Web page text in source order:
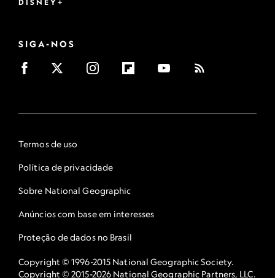
DISNEY+
SIGA-NOS
Termos de uso
Política de privacidade
Sobre National Geographic
Anúncios com base em interesses
Proteção de dados no Brasil
Copyright © 1996-2015 National Geographic Society.
Copyright © 2015-2026 National Geographic Partners, LLC.